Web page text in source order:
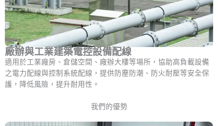
廠辦與工業建築電控設備配線
適用於工業廠房、倉儲空間、廠辦大樓等場所，協助高負載設備
之電力配線與控制系統配線，提供防塵防潮、防火耐壓等安全保
護，降低風險，提升耐用性。
我們的優勢